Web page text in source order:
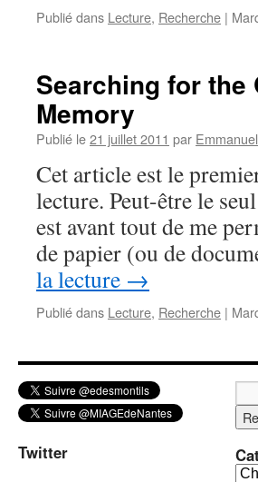
Publié dans Lecture, Recherche |
Searching for the
Memory
Publié le21 juillet 2011 par
Cet article est le
lecture. Peut-être le
est avant tout de me
de papier (ou de
la lecture →
Publié dans Lecture, Recherche |
Twitter
C